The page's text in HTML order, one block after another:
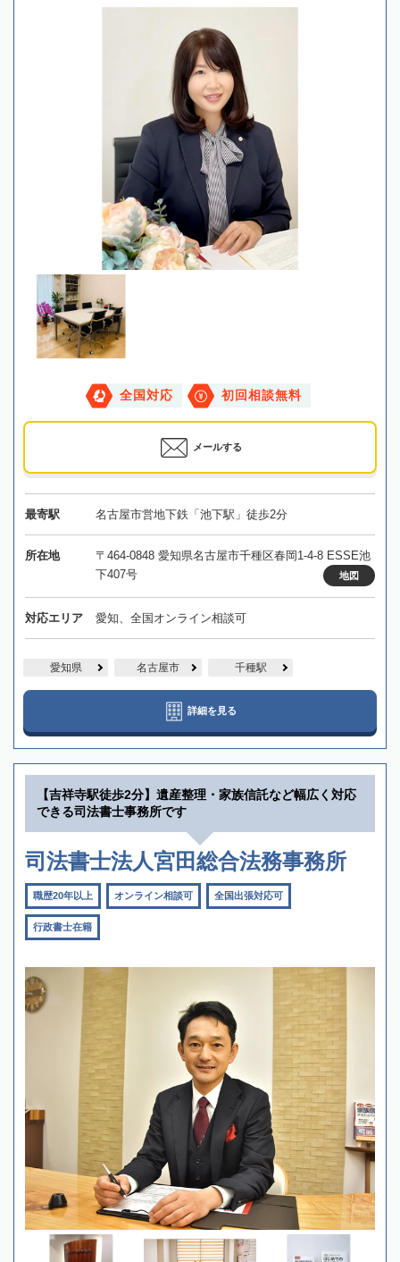
全国対応 初回相談無料
メールする
最寄駅 名古屋市営地下鉄「池下駅」徒歩2分
所在地
〒464-0848 愛知県名古屋市千種区春岡1-4-8 ESSE池
下407号
地図
対応エリア 愛知、全国オンライン相談可
愛知県 名古屋市 千種駅
詳細を見る
【吉祥寺駅徒歩2分】遺産整理・家族信託など幅広く対応
できる司法書士事務所です
司法書士法人宮田総合法務事務所
職歴20年以上 オンライン相談可 全国出張対応可
行政書士在籍